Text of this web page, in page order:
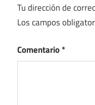
Tu dirección de
Los campos
Comentario*